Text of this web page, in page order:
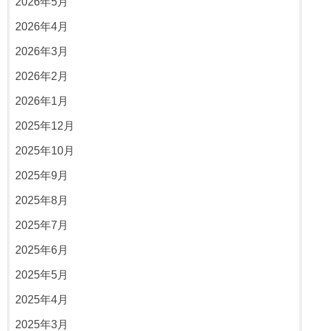
2026年4月
2026年3月
2026年2月
2026年1月
2025年12月
2025年10月
2025年9月
2025年8月
2025年7月
2025年6月
2025年5月
2025年4月
2025年3月